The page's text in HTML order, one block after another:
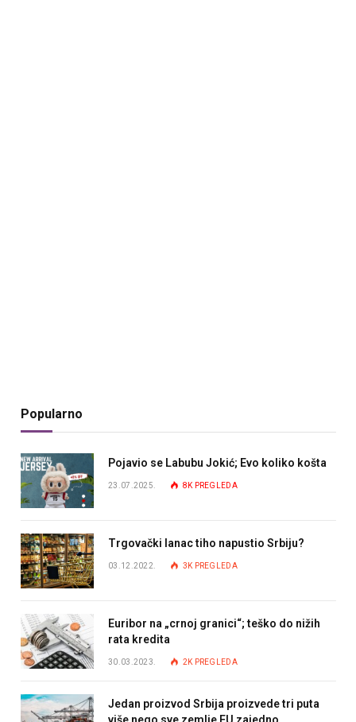
Popularno
Pojavio se Labubu Jokić; Evo koliko košta
23.07.2025. 8K PREGLEDA
Trgovački lanac tiho napustio Srbiju?
03.12.2022. 3K PREGLEDA
Euribor na „crnoj granici“; teško do nižih
rata kredita
30.03.2023. 2K PREGLEDA
Jedan proizvod Srbija proizvede tri puta
više nego sve zemlje EU zajedno